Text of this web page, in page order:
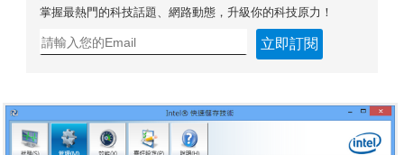
掌握最熱門的科技話題、網路動態，升級你的科技原力！
立即訂閱